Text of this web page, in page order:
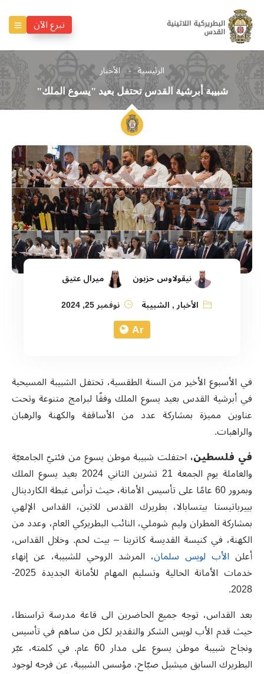
تبرع الآن
الرئيسية الأخبار
شبيبة أبرشية القدس تحتفل بعيد "يسوع الملك"
نيقولاوس حزبون
ميرال عتيق
الأخبار, الشبيبة نوفمبر 25, 2024
Ar
في الأسبوع الأخير من السنة الطقسية، تحتفل الشبيبة المسيحية
في أبرشية القدس بعيد يسوع الملك وفقًا لبرامج متنوعة وتحت
عناوين مميزة بمشاركة عدد من الأساقفة والكهنة والرهبان
والراهبات.
في فلسطين، احتفلت شبيبة موطن يسوع من فئتيّ الجامعيّة
والعاملة يوم الجمعة 21 تشرين الثاني 2024 بعيد يسوع الملك
وبمرور 60 عامًا على تأسيس الأمانة، حيث ترأس غبطة الكاردينال
بييرباتيستا بيتسابالا، بطريرك القدس للاتين، القداس الإلهي
بمشاركة المطران وليم شوملي، النائب البطريركي العام، وعدد من
الكهنة، في كنيسة القديسة كاترينا – بيت لحم. وخلال القداس،
أعلن الأب لويس سلمان، المرشد الروحي للشبيبة، عن إنهاء
خدمات الأمانة الحالية وتسليم المهام للأمانة الجديدة
2025-
2028.
بعد القداس، توجه جميع الحاضرين الى قاعة مدرسة تراسنطا،
حيث قدم الأب لويس الشكر والتقدير لكل من ساهم في تأسيس
ونجاح شبيبة موطن يسوع على مدار 60 عام. في كلمته، عبّر
البطريرك السابق ميشيل صبّاح، مؤسس الشبيبة، عن فرحه لوجود